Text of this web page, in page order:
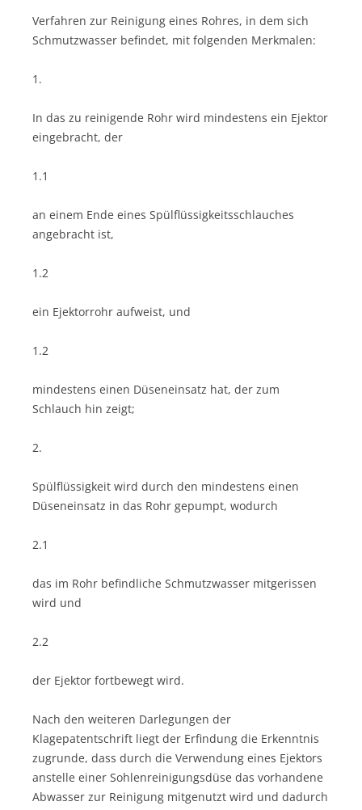
Verfahren zur Reinigung eines Rohres, in dem sich
Schmutzwasser befindet, mit folgenden Merkmalen:
1.
In das zu reinigende Rohr wird mindestens ein Ejektor
eingebracht, der
1.1
an einem Ende eines Spülflüssigkeitsschlauches
angebracht ist,
1.2
ein Ejektorrohr aufweist, und
1.2
mindestens einen Düseneinsatz hat, der zum
Schlauch hin zeigt;
2.
Spülflüssigkeit wird durch den mindestens einen
Düseneinsatz in das Rohr gepumpt, wodurch
2.1
das im Rohr befindliche Schmutzwasser mitgerissen
wird und
2.2
der Ejektor fortbewegt wird.
Nach den weiteren Darlegungen der
Klagepatentschrift liegt der Erfindung die Erkenntnis
zugrunde, dass durch die Verwendung eines Ejektors
anstelle einer Sohlenreinigungsdüse das vorhandene
Abwasser zur Reinigung mitgenutzt wird und dadurch